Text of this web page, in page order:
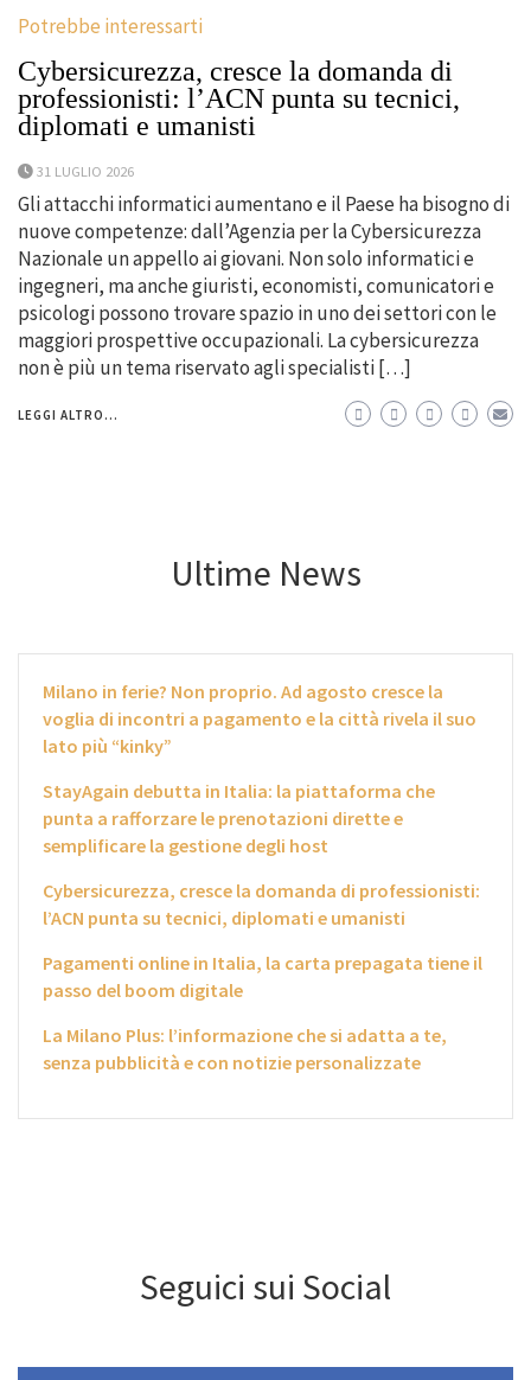
Potrebbe interessarti
Cybersicurezza, cresce la domanda di
professionisti: l’ACN punta su tecnici,
diplomati e umanisti
31 LUGLIO 2026
Gli attacchi informatici aumentano e il Paese ha bisogno di
nuove competenze: dall’Agenzia per la Cybersicurezza
Nazionale un appello ai giovani. Non solo informatici e
ingegneri, ma anche giuristi, economisti, comunicatori e
psicologi possono trovare spazio in uno dei settori con le
maggiori prospettive occupazionali. La cybersicurezza
non è più un tema riservato agli specialisti […]
LEGGI ALTRO...
Ultime News
Milano in ferie? Non proprio. Ad agosto cresce la
voglia di incontri a pagamento e la città rivela il suo
lato più “kinky”
StayAgain debutta in Italia: la piattaforma che
punta a rafforzare le prenotazioni dirette e
semplificare la gestione degli host
Cybersicurezza, cresce la domanda di professionisti:
l’ACN punta su tecnici, diplomati e umanisti
Pagamenti online in Italia, la carta prepagata tiene il
passo del boom digitale
La Milano Plus: l’informazione che si adatta a te,
senza pubblicità e con notizie personalizzate
Seguici sui Social